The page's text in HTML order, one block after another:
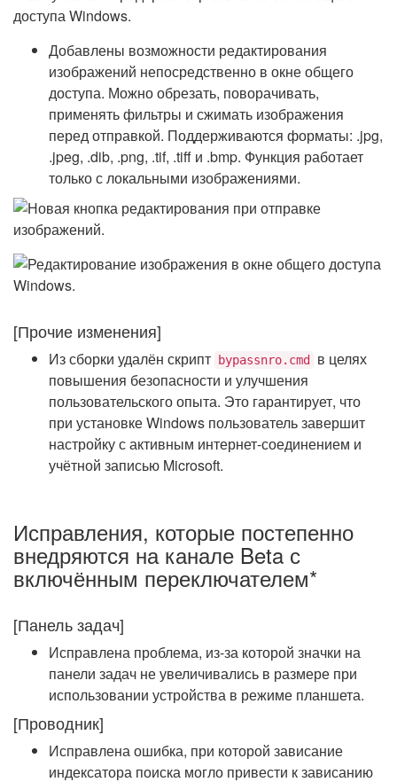
Добавлены возможности редактирования
изображений непосредственно в окне общего
доступа. Можно обрезать, поворачивать,
применять фильтры и сжимать изображения
перед отправкой. Поддерживаются форматы: .jpg,
.jpeg, .dib, .png, .tif, .tiff и .bmp. Функция работает
только с локальными изображениями.
[Прочие изменения]
Из сборки удалён скрипт bypassnro.cmd
в целях
повышения безопасности и улучшения
пользовательского опыта. Это гарантирует, что
при установке Windows пользователь завершит
настройку с активным интернет-соединением и
учётной записью Microsoft.
Исправления, которые постепенно
внедряются на канале Beta с
включённым переключателем*
[Панель задач]
Исправлена проблема, из-за которой значки на
панели задач не увеличивались в размере при
использовании устройства в режиме планшета.
[Проводник]
Исправлена ошибка, при которой зависание
индексатора поиска могло привести к зависанию